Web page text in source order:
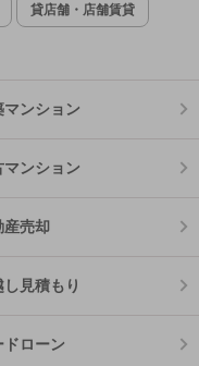
貸店舗・店舗賃貸
マンション
マンション
産売却
し見積もり
ドローン